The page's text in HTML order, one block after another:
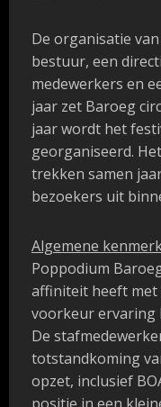
De organisatie
bestuur, een
medewerkers en
jaar zet Baroeg
jaar wordt het
georganiseerd.
trekken samen
bezoekers uit
Algemene
Poppodium
affiniteit heeft
voorkeur ervaring
De
totstandkoming
opzet, inclusief